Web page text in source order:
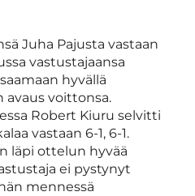
Juha Pajusta vastaan
vastustajaansa
hyvällä
avaus voittonsa.
Robert Kiuru selvitti
vastaan 6-1, 6-1.
läpi ottelun hyvää
ei pystynyt
mennessä